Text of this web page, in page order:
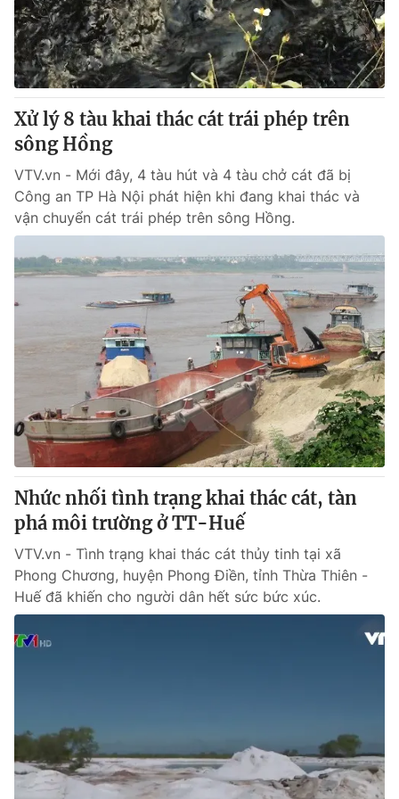
Sản phẩm
Thị trường
Tư vấn
Lịch phát sóng
Chuyên mục khác
Emagazine
Photo Infographic
Video Shorts video
VTV Money VTV Thể thao
VTV Sức khoẻ Bất động sản
Thị trường 24h Tấm lòng Việt
VTV4 Vươn mình bằng AI
VTV9 VTV8
Liên hệ tòa soạn English
Theo dõi báo trên
Cơ quan chủ quản: Đài Truyền hình Việt Nam
Xử lý 8 tàu khai thác cát trái phép trên
sông Hồng
VTV.vn - Mới đây, 4 tàu hút và 4 tàu chở cát đã bị
Công an TP Hà Nội phát hiện khi đang khai thác và
vận chuyển cát trái phép trên sông Hồng.
Nhức nhối tình trạng khai thác cát, tàn
phá môi trường ở TT-Huế
VTV.vn - Tình trạng khai thác cát thủy tinh tại xã
Phong Chương, huyện Phong Điền, tỉnh Thừa Thiên -
Huế đã khiến cho người dân hết sức bức xúc.